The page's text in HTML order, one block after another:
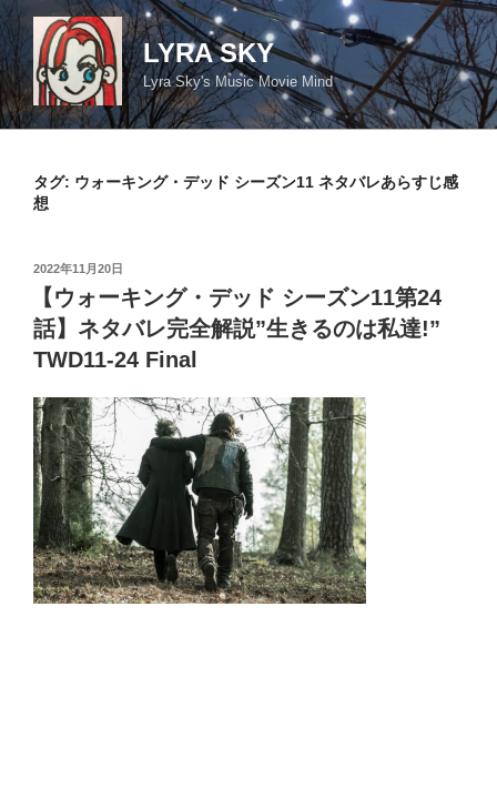
コ
ン
テ
ン
ツ
LYRA SKY
Lyra Sky's Music Movie Mind
タグ: ウォーキング・デッド シーズン11 ネタバレあらすじ感
想
投
日:
2022年11月20日
【ウォーキング・デッド シーズン11第24
話】ネタバレ完全解説”生きるのは私達!”
TWD11-24 Final